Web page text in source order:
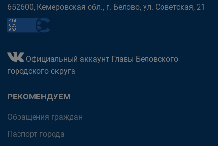
652600, Кемеровская обл., г. Белово, ул. Советская, 21
Официальный аккаунт Главы Беловского
городского округа
РЕКОМЕНДУЕМ
Обращения граждан
Паспорт города